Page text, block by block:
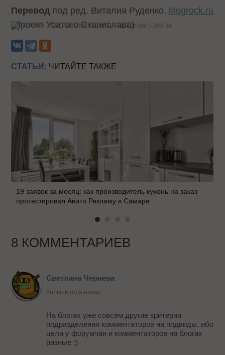
Перевод под ред. Виталия Руденко, blogrock.ru
(Проект Усатого Станислава)
Теги: Форумы Вебмастерам Блогерам Советы
СТАТЬИ: ЧИТАЙТЕ ТАКЖЕ
19 заявок за месяц: как производитель кухонь на заказ
протестировал Авито Рекламу в Самаре
8 КОММЕНТАРИЕВ
Светлана Чернева
больше года назад
На блогах уже совсем другие критерии
подразделения комментаторов на подвиды, ибо
цели у форумчан и комментаторов на блогах
разные :)